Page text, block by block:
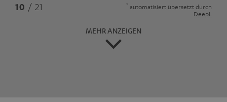
10 / 21 * automatisiert übersetzt durch
DeepL
MEHR ANZEIGEN